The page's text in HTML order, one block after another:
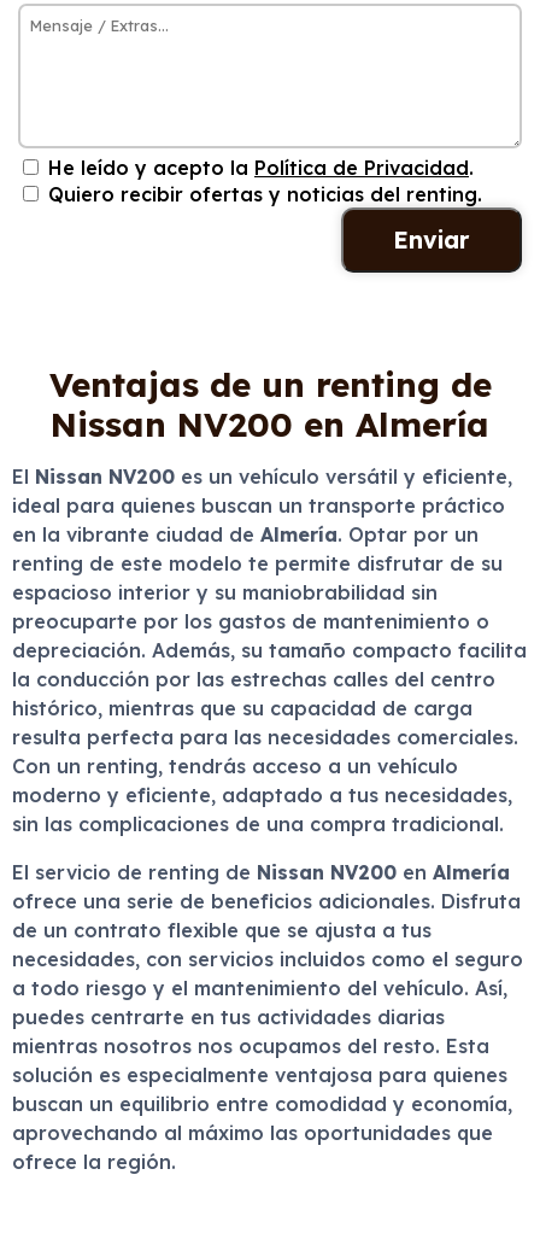
He leído y acepto la Política de Privacidad.
Quiero recibir ofertas y noticias del renting.
Ventajas de un renting de
Nissan NV200 en Almería
El Nissan NV200 es un vehículo versátil y eficiente,
ideal para quienes buscan un transporte práctico
en la vibrante ciudad de Almería. Optar por un
renting de este modelo te permite disfrutar de su
espacioso interior y su maniobrabilidad sin
preocuparte por los gastos de mantenimiento o
depreciación. Además, su tamaño compacto facilita
la conducción por las estrechas calles del centro
histórico, mientras que su capacidad de carga
resulta perfecta para las necesidades comerciales.
Con un renting, tendrás acceso a un vehículo
moderno y eficiente, adaptado a tus necesidades,
sin las complicaciones de una compra tradicional.
El servicio de renting de Nissan NV200 en Almería
ofrece una serie de beneficios adicionales. Disfruta
de un contrato flexible que se ajusta a tus
necesidades, con servicios incluidos como el seguro
a todo riesgo y el mantenimiento del vehículo. Así,
puedes centrarte en tus actividades diarias
mientras nosotros nos ocupamos del resto. Esta
solución es especialmente ventajosa para quienes
buscan un equilibrio entre comodidad y economía,
aprovechando al máximo las oportunidades que
ofrece la región.